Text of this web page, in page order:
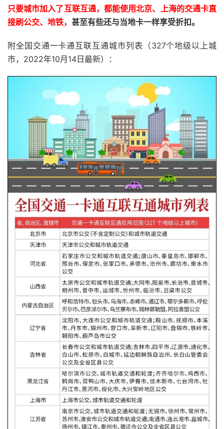
只要城市加入了互联互通，都能使用北京、上海的交通卡直
接刷公交、地铁， 甚至有些还与当地卡一样享受折扣。
附全国交通一卡通互联互通城市列表（327个地级以上城
市，2022年10月14日最新）：